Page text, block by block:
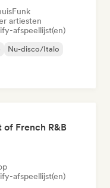
Funk
artiesten
afspeellijst(en)
Nu-disco/Italo
of French R&B
afspeellijst(en)